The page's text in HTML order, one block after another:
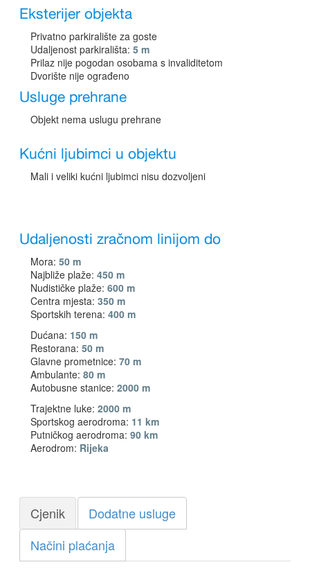
Eksterijer objekta
Privatno parkiralište za goste
Udaljenost parkirališta: 5 m
Prilaz nije pogodan osobama s invaliditetom
Dvorište nije ograđeno
Usluge prehrane
Objekt nema uslugu prehrane
Kućni ljubimci u objektu
Mali i veliki kućni ljubimci nisu dozvoljeni
Udaljenosti zračnom linijom do
Mora: 50 m
Najbliže plaže: 450 m
Nudističke plaže: 600 m
Centra mjesta: 350 m
Sportskih terena: 400 m
Dućana: 150 m
Restorana: 50 m
Glavne prometnice: 70 m
Ambulante: 80 m
Autobusne stanice: 2000 m
Trajektne luke: 2000 m
Sportskog aerodroma: 11 km
Putničkog aerodroma: 90 km
Aerodrom: Rijeka
Cjenik
Dodatne usluge
Načini plaćanja